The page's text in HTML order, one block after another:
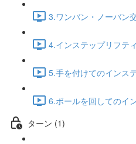
3.ワンバン・ノーバン
4.インステップリフテ
5.手を付けてのインス
6.ボールを回してのイ
ターン (1)